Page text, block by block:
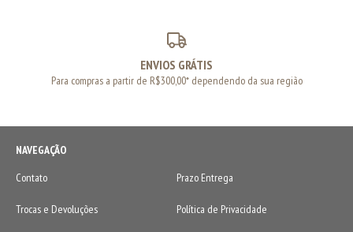
ENVIOS GRÁTIS
Para compras a partir de R$300,00* dependendo da sua região
NAVEGAÇÃO
Contato
Prazo Entrega
Trocas e Devoluções Política de Privacidade